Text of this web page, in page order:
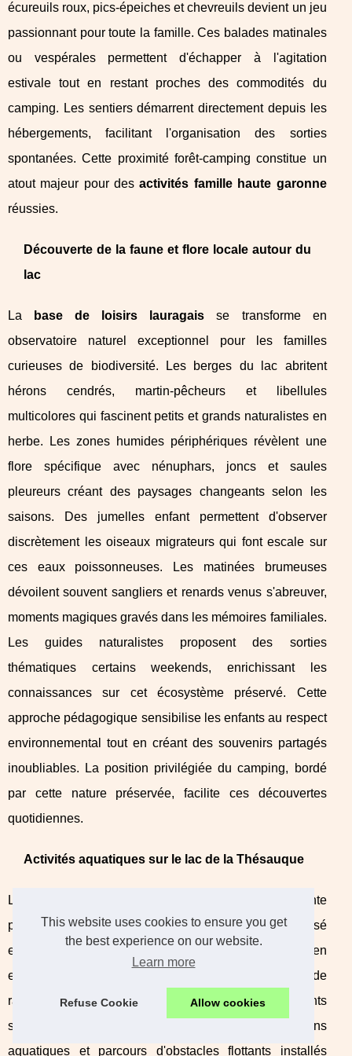
This website uses cookies to ensure you get
the best experience on our website.
Learn more
Refuse Cookie Allow cookies
écureuils roux, pics-épeiches et chevreuils devient un jeu
passionnant pour toute la famille. Ces balades matinales
ou vespérales permettent d'échapper à l'agitation
estivale tout en restant proches des commodités du
camping. Les sentiers démarrent directement depuis les
hébergements, facilitant l'organisation des sorties
spontanées. Cette proximité forêt-camping constitue un
atout majeur pour desactivités famille haute garonne
réussies.
Découverte de la faune et flore locale autour du
lac
La base de loisirs lauragais se transforme en
observatoire naturel exceptionnel pour les familles
curieuses de biodiversité. Les berges du lac abritent
hérons cendrés, martin-pêcheurs et libellules
multicolores qui fascinent petits et grands naturalistes en
herbe. Les zones humides périphériques révèlent une
flore spécifique avec nénuphars, joncs et saules
pleureurs créant des paysages changeants selon les
saisons. Des jumelles enfant permettent d'observer
discrètement les oiseaux migrateurs qui font escale sur
ces eaux poissonneuses. Les matinées brumeuses
dévoilent souvent sangliers et renards venus s'abreuver,
moments magiques gravés dans les mémoires familiales.
Les guides naturalistes proposent des sorties
thématiques certains weekends, enrichissant les
connaissances sur cet écosystème préservé. Cette
approche pédagogique sensibilise les enfants au respect
environnemental tout en créant des souvenirs partagés
inoubliables. La position privilégiée du camping, bordé
par cette nature préservée, facilite ces découvertes
quotidiennes.
Activités aquatiques sur le lac de la Thésauque
Les
combinent détente
parentale et amusement juvénile dans un cadre sécurisé
et surveillé. La plage aménagée propose baignade en
eau douce, construction de châteaux de sable et jeux de
raquettes pour les plus jeunes. Les adolescents
s'éclatent sur les structures gonflables, toboggans
aquatiques et parcours d'obstacles flottants installés